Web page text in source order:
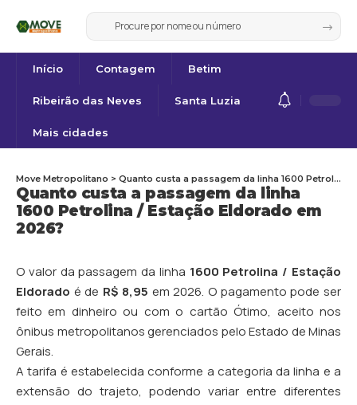
Início Contagem Betim
Ribeirão das Neves Santa Luzia
Mais cidades
Quanto custa a passagem da linha
1600 Petrolina / Estação Eldorado em
2026?
Move Metropolitano > Quanto custa a passagem da linha 1600 Petrolina / Estação Eldorado em 2026?
O valor da passagem da linha 1600 Petrolina / Estação
Eldorado é de R$ 8,95 em 2026. O pagamento pode ser
feito em dinheiro ou com o cartão Ótimo, aceito nos
ônibus metropolitanos gerenciados pelo Estado de Minas
Gerais.
A tarifa é estabelecida conforme a categoria da linha e a
extensão do trajeto, podendo variar entre diferentes